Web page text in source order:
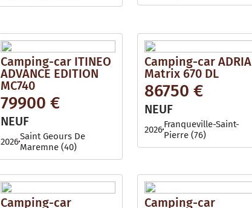
Camping-car ITINEO
ADVANCE EDITION
MC740
79900 €
NEUF
2026Saint Geours De
Maremne (40)
Camping-car ADRIA
Matrix 670 DL
86750 €
NEUF
2026Franqueville-Saint-
Pierre (76)
Camping-car
Camping-car